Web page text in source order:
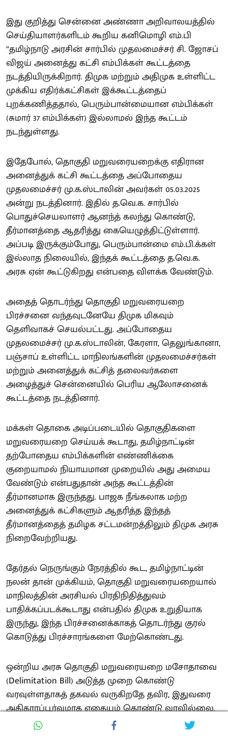
இது குறித்து சென்னை அண்ணா அறிவாலயத்தில்
செய்தியாளர்களிடம் கூறிய கனிமொழி எம்.பி
”தமிழ்நாடு அரசின் சார்பில் முதலமைச்சர் சி. ஜோசப்
விஜய் அனைத்து கட்சி எம்பிக்கள் கூட்டத்தை
நடத்தியிருக்கிறார். திமுக மற்றும் அதிமுக உள்ளிட்ட
முக்கிய எதிர்க்கட்சிகள் இக்கூட்டத்தைப்
புறக்கணித்ததால், பெரும்பான்மையான எம்பிக்கள்
(சுமார் 37 எம்பிக்கள்) இல்லாமல் இந்த கூட்டம்
நடந்துள்ளது.
இதேபோல், தொகுதி மறுவரையறைக்கு எதிரான
அனைத்துக் கட்சி கூட்டத்தை அப்போதைய
முதலமைச்சர் மு.க.ஸ்டாலின் அவர்கள் 05.03.2025
அன்று நடத்தினார். இதில் த.வெ.க. சார்பில்
பொதுச்செயலாளர் ஆனந்த் கலந்து கொண்டு,
தீர்மானத்தை ஆதரித்து கையெழுத்திட்டுள்ளார்.
அப்படி இருக்கும்போது, பெரும்பான்மை எம்.பி.க்கள்
இல்லாத நிலையில், இந்தக் கூட்டத்தை த.வெ.க.
அரசு ஏன் கூட்டுகிறது என்பதை விளக்க வேண்டும்.
அதைத் தொடர்ந்து தொகுதி மறுவரையறை
பிரச்சனை வந்தவுடனேயே திமுக மிகவும்
தெளிவாகச் செயல்பட்டது. அப்போதைய
முதலமைச்சர் மு.க.ஸ்டாலின், கேரளா, தெலுங்கானா,
பஞ்சாப் உள்ளிட்ட மாநிலங்களின் முதலமைச்சர்கள்
மற்றும் அனைத்துக் கட்சித் தலைவர்களை
அழைத்துச் சென்னையில் பெரிய ஆலோசனைக்
கூட்டத்தை நடத்தினார்.
மக்கள் தொகை அடிப்படையில் தொகுதிகளை
மறுவரையறை செய்யக் கூடாது, தமிழ்நாட்டின்
தற்போதைய எம்பிக்களின் எண்ணிக்கை
குறையாமல் நியாயமான முறையில் அது அமைய
வேண்டும் என்பதுதான் அந்த கூட்டத்தின்
தீர்மானமாக இருந்தது. பாஜக நீங்கலாக மற்ற
அனைத்துக் கட்சிகளும் ஆதரித்த இந்தத்
தீர்மானத்தைத் தமிழக சட்டமன்றத்திலும் திமுக அரசு
நிறைவேற்றியது.
தேர்தல் நெருங்கும் நேரத்தில் கூட, தமிழ்நாட்டின்
நலன் தான் முக்கியம், தொகுதி மறுவரையறையால்
மாநிலத்தின் அரசியல் பிரதிநிதித்துவம்
பாதிக்கப்படக்கூடாது என்பதில் திமுக உறுதியாக
இருந்து, இந்த பிரச்சனைக்காகத் தொடர்ந்து குரல்
கொடுத்து பிரச்சாரங்களை மேற்கொண்டது.
ஒன்றிய அரசு தொகுதி மறுவரையறை மசோதாவை
(Delimitation Bill) அடுத்த முறை கொண்டு
வரவுள்ளதாகத் தகவல் வருகிறதே தவிர, இதுவரை
அதிகாரப்பூர்வமாக எதையும் கொண்டு வரவில்லை.
இந்த மசோதாவை மாற்றி அமைத்துத்தான் கொண்டு